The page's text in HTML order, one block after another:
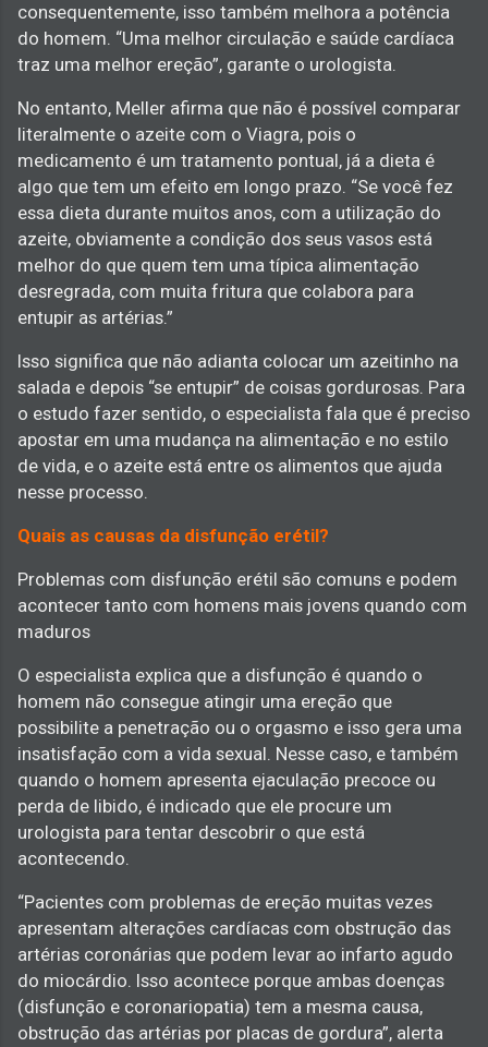
consequentemente, isso também melhora a potência
do homem. “Uma melhor circulação e saúde cardíaca
traz uma melhor ereção”, garante o urologista.
No entanto, Meller afirma que não é possível comparar
literalmente o azeite com o Viagra, pois o
medicamento é um tratamento pontual, já a dieta é
algo que tem um efeito em longo prazo. “Se você fez
essa dieta durante muitos anos, com a utilização do
azeite, obviamente a condição dos seus vasos está
melhor do que quem tem uma típica alimentação
desregrada, com muita fritura que colabora para
entupir as artérias.”
Isso significa que não adianta colocar um azeitinho na
salada e depois “se entupir” de coisas gordurosas. Para
o estudo fazer sentido, o especialista fala que é preciso
apostar em uma mudança na alimentação e no estilo
de vida, e o azeite está entre os alimentos que ajuda
nesse processo.
Quais as causas da disfunção erétil?
Problemas com disfunção erétil são comuns e podem
acontecer tanto com homens mais jovens quando com
maduros
O especialista explica que a disfunção é quando o
homem não consegue atingir uma ereção que
possibilite a penetração ou o orgasmo e isso gera uma
insatisfação com a vida sexual. Nesse caso, e também
quando o homem apresenta ejaculação precoce ou
perda de libido, é indicado que ele procure um
urologista para tentar descobrir o que está
acontecendo.
“Pacientes com problemas de ereção muitas vezes
apresentam alterações cardíacas com obstrução das
artérias coronárias que podem levar ao infarto agudo
do miocárdio. Isso acontece porque ambas doenças
(disfunção e coronariopatia) tem a mesma causa,
obstrução das artérias por placas de gordura”, alerta